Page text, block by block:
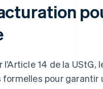
14 de la UStG,
pour garantir